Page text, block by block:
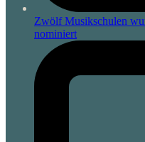
Zwölf Musikschulen
nominiert